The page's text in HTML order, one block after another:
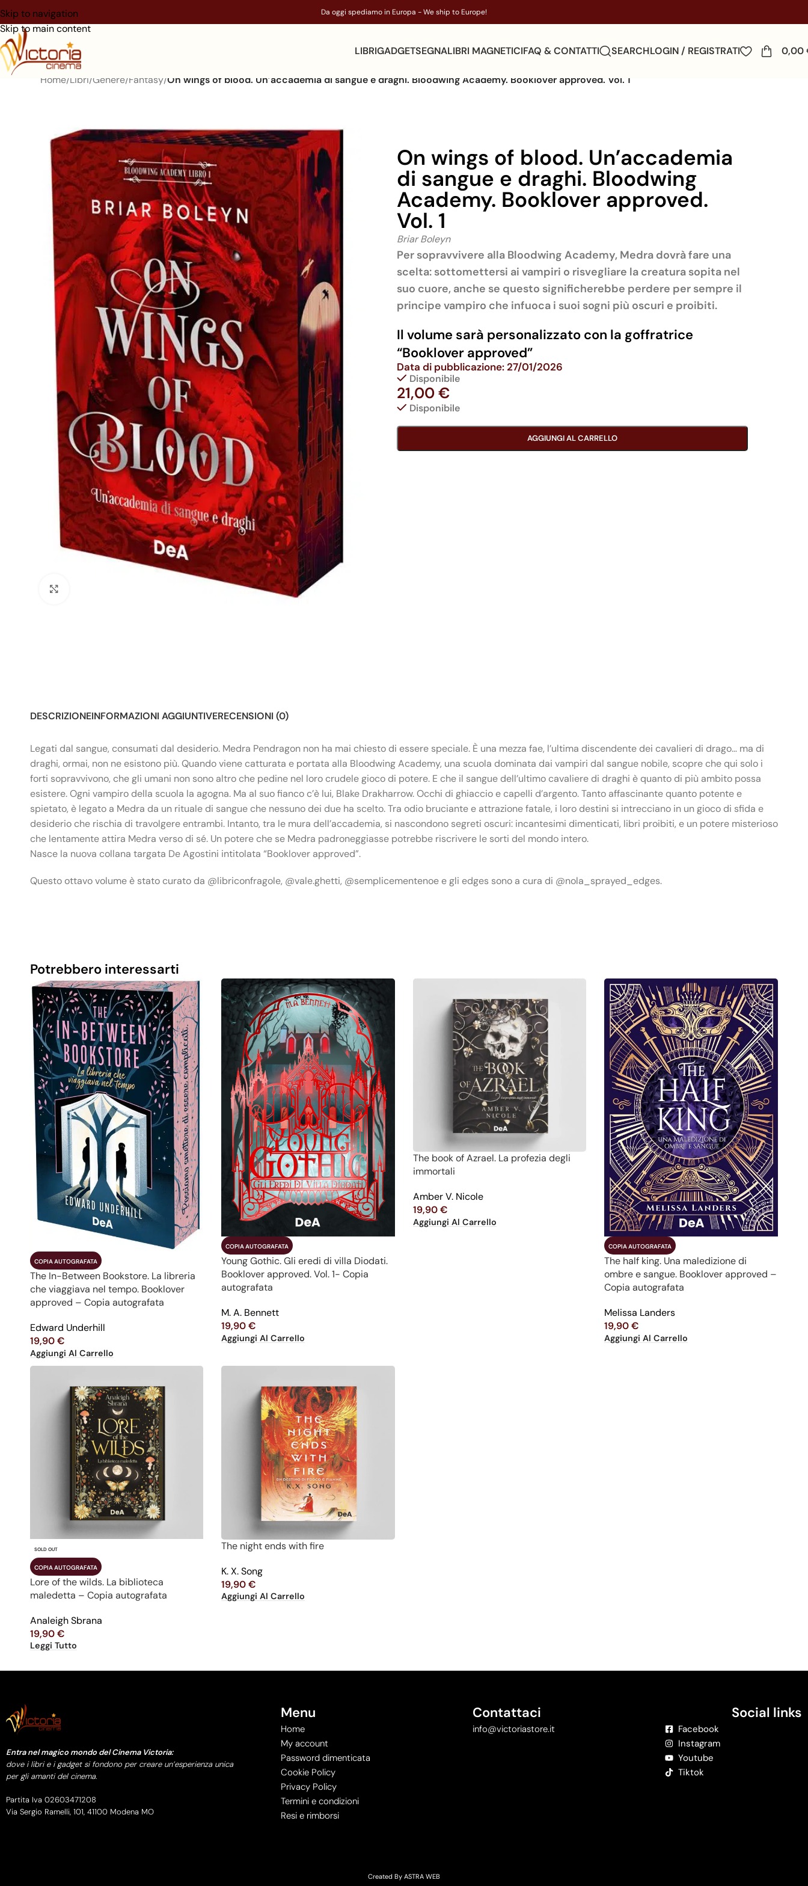
Skip to navigation
Skip to main content
Da oggi spediamo in Europa - We ship to Europe!
LIBRIGADGETSEGNALIBRI MAGNETICIFAQ & CONTATTI SEARCHLOGIN / REGISTRATI 0,00
Home/Libri/Genere/Fantasy/On wings of blood. Un’accademia di sangue e draghi. Bloodwing Academy. Booklover approved. Vol. 1
On wings of blood. Un’accademia
di sangue e draghi. Bloodwing
Academy. Booklover approved.
Vol. 1
Briar Boleyn
Per sopravvivere alla Bloodwing Academy, Medra dovrà fare una
scelta: sottomettersi ai vampiri o risvegliare la creatura sopita nel
suo cuore, anche se questo significherebbe perdere per sempre il
principe vampiro che infuoca i suoi sogni più oscuri e proibiti.
Il volume sarà personalizzato con la goffratrice
“Booklover approved”
Data di pubblicazione: 27/01/2026
Disponibile
21,00€
Disponibile
AGGIUNGI AL CARRELLO
DESCRIZIONEINFORMAZIONI AGGIUNTIVERECENSIONI (0)
Legati dal sangue, consumati dal desiderio. Medra Pendragon non ha mai chiesto di essere speciale. È una mezza fae, l’ultima discendente dei cavalieri di drago… ma di
draghi, ormai, non ne esistono più. Quando viene catturata e portata alla Bloodwing Academy, una scuola dominata dai vampiri dal sangue nobile, scopre che qui solo i
forti sopravvivono, che gli umani non sono altro che pedine nel loro crudele gioco di potere. E che il sangue dell’ultimo cavaliere di draghi è quanto di più ambito possa
esistere. Ogni vampiro della scuola la agogna. Ma al suo fianco c’è lui, Blake Drakharrow. Occhi di ghiaccio e capelli d’argento. Tanto affascinante quanto potente e
spietato, è legato a Medra da un rituale di sangue che nessuno dei due ha scelto. Tra odio bruciante e attrazione fatale, i loro destini si intrecciano in un gioco di sfida e
desiderio che rischia di travolgere entrambi. Intanto, tra le mura dell’accademia, si nascondono segreti oscuri: incantesimi dimenticati, libri proibiti, e un potere misterioso
che lentamente attira Medra verso di sé. Un potere che se Medra padroneggiasse potrebbe riscrivere le sorti del mondo intero.
Nasce la nuova collana targata De Agostini intitolata “Booklover approved”.
Questo ottavo volume è stato curato da @libriconfragole, @vale.ghetti, @semplicementenoe e gli edges sono a cura di @nola_sprayed_edges.
Potrebbero interessarti
COPIA AUTOGRAFATA
The In-Between Bookstore. La libreria
che viaggiava nel tempo. Booklover
approved – Copia autografata
Edward Underhill
19,90€
Aggiungi Al Carrello
COPIA AUTOGRAFATA
Young Gothic. Gli eredi di villa Diodati.
Booklover approved. Vol. 1- Copia
autografata
M. A. Bennett
19,90€
Aggiungi Al Carrello
The book of Azrael. La profezia degli
immortali
Amber V. Nicole
19,90€
Aggiungi Al Carrello
COPIA AUTOGRAFATA
The half king. Una maledizione di
ombre e sangue. Booklover approved –
Copia autografata
Melissa Landers
19,90€
Aggiungi Al Carrello
SOLD OUT
COPIA AUTOGRAFATA
Lore of the wilds. La biblioteca
maledetta – Copia autografata
Analeigh Sbrana
19,90€
Leggi Tutto
The night ends with fire
K. X. Song
19,90€
Aggiungi Al Carrello
Entra nel magico mondo del Cinema Victoria:
dove i libri e i gadget si fondono per creare un’esperienza unica
per gli amanti del cinema.
Partita Iva 02603471208
Via Sergio Ramelli, 101, 41100 Modena MO
Menu
Home
My account
Password dimenticata
Cookie Policy
Privacy Policy
Termini e condizioni
Resi e rimborsi
Contattaci
info@victoriastore.it
Social links
Facebook
Instagram
Youtube
Tiktok
Created By ASTRA WEB